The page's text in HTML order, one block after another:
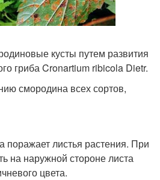
кусты путем развития
гриба Cronartium ribicola Dietr.
смородина всех сортов,
поражает листья растения. При
на наружной стороне листа
цвета.